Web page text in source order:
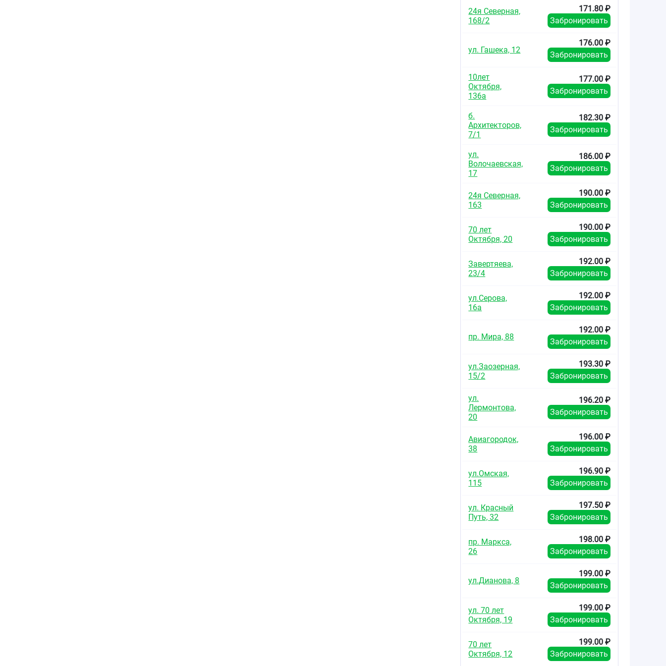
24я Северная,
168/2
171.80 ₽
Забронировать
ул. Гашека, 12
176.00 ₽
Забронировать
10лет
Октября,
136а
177.00 ₽
Забронировать
б.
Архитекторов,
7/1
182.30 ₽
Забронировать
ул.
Волочаевская,
17
186.00 ₽
Забронировать
24я Северная,
163
190.00 ₽
Забронировать
70 лет
Октября, 20
190.00 ₽
Забронировать
Завертяева,
23/4
192.00 ₽
Забронировать
ул.Серова,
16а
192.00 ₽
Забронировать
пр. Мира, 88
192.00 ₽
Забронировать
ул.Заозерная,
15/2
193.30 ₽
Забронировать
ул.
Лермонтова,
20
196.20 ₽
Забронировать
Авиагородок,
38
196.00 ₽
Забронировать
ул.Омская,
115
196.90 ₽
Забронировать
ул. Красный
Путь, 32
197.50 ₽
Забронировать
пр. Маркса,
26
198.00 ₽
Забронировать
ул.Дианова, 8
199.00 ₽
Забронировать
ул. 70 лет
Октября, 19
199.00 ₽
Забронировать
70 лет
Октября, 12
199.00 ₽
Забронировать